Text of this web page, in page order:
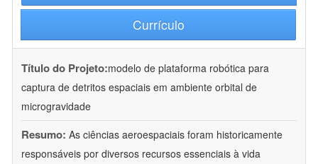
Currículo
Título do Projeto:modelo de plataforma robótica para
captura de detritos espaciais em ambiente orbital de
microgravidade
Resumo: As ciências aeroespaciais foram historicamente
responsáveis por diversos recursos essenciais à vida